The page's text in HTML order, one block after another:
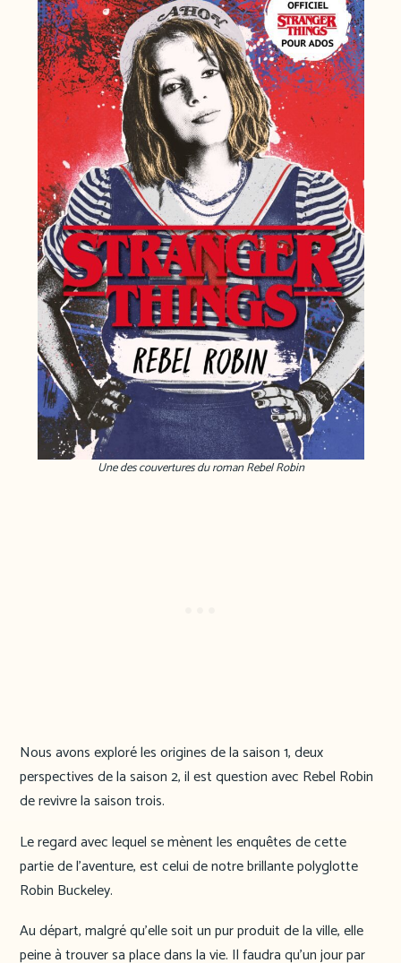
Une des couvertures du roman Rebel Robin
Nous avons exploré les origines de la saison 1, deux
perspectives de la saison 2, il est question avec Rebel Robin
de revivre la saison trois.
Le regard avec lequel se mènent les enquêtes de cette
partie de l’aventure, est celui de notre brillante polyglotte
Robin Buckeley.
Au départ, malgré qu’elle soit un pur produit de la ville, elle
peine à trouver sa place dans la vie. Il faudra qu’un jour par